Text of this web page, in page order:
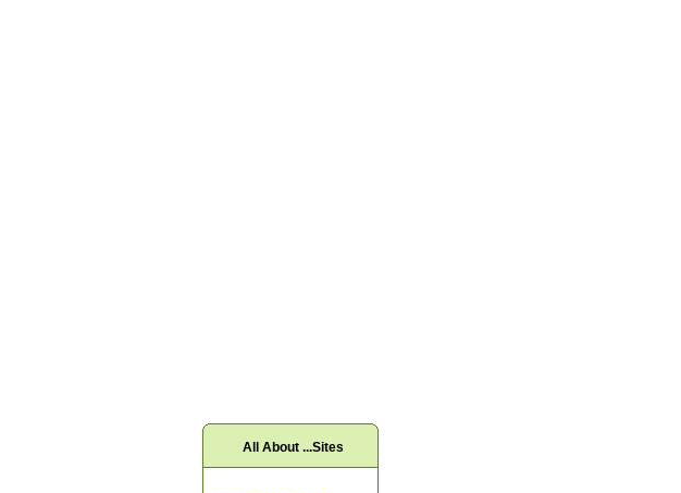
All About ...Sites